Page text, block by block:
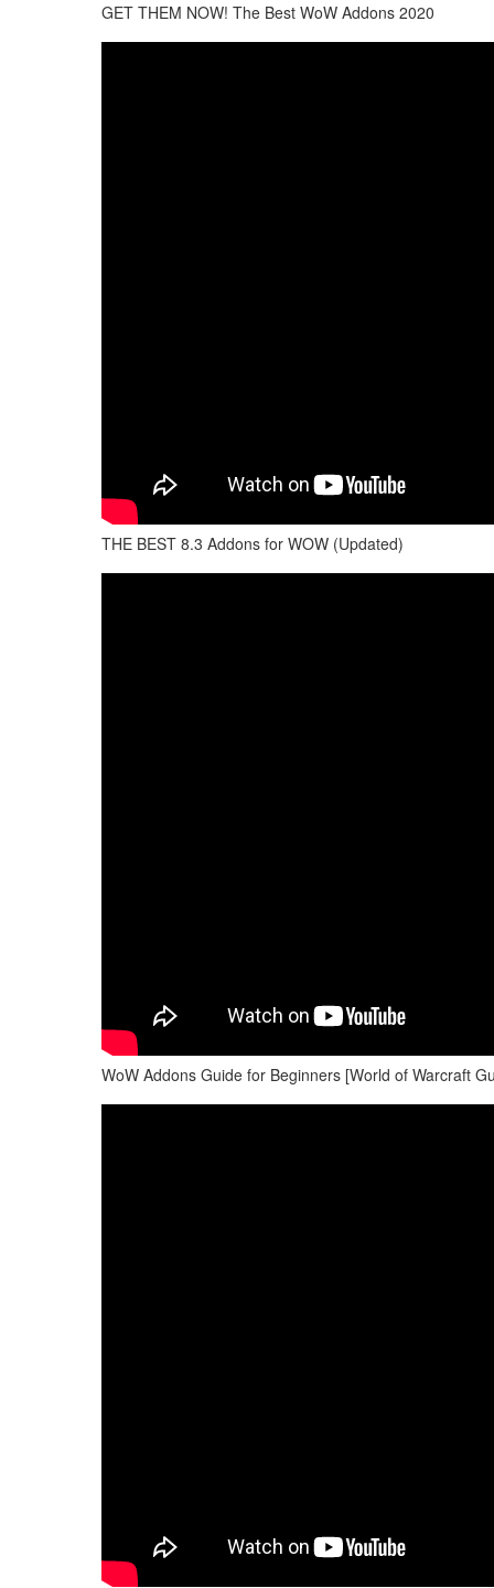
GET THEM NOW! The Best WoW Addons 2020
THE BEST 8.3 Addons for WOW (Updated)
WoW Addons Guide for Beginners [World of Warcraft